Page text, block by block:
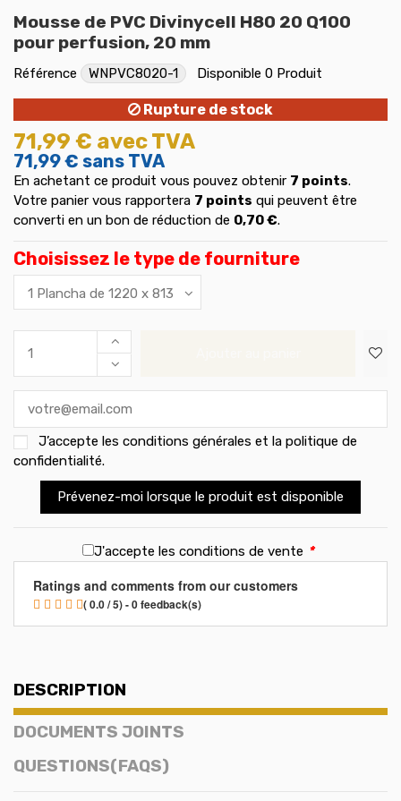
Mousse de PVC Divinycell H80 20 Q100
pour perfusion, 20 mm
Référence WNPVC8020-1 Disponible 0 Produit
Rupture de stock
71,99 € avec TVA
71,99 € sans TVA
En achetant ce produit vous pouvez obtenir 7 points.
Votre panier vous rapportera 7 points qui peuvent être
converti en un bon de réduction de 0,70 €.
Choisissez le type de fourniture
J’accepte les conditions générales et la politique de
confidentialité.
Prévenez-moi lorsque le produit est disponible
J'accepte les conditions de vente *
Ratings and comments from our customers
( 0.0 / 5) - 0 feedback(s)
DESCRIPTION
DOCUMENTS JOINTS
QUESTIONS(FAQS)